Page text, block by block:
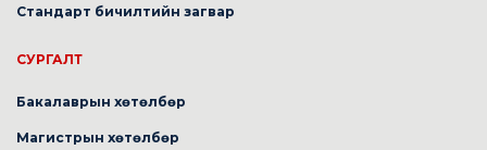
Стандарт бичилтийн загвар
СУРГАЛТ
Бакалаврын хөтөлбөр
Магистрын хөтөлбөр